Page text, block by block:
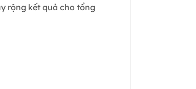
rộng kết quả cho tổng